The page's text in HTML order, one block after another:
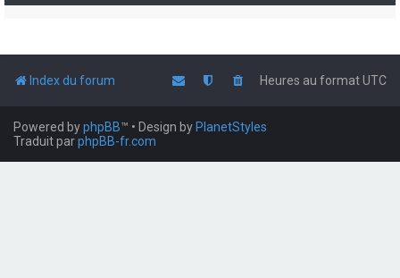
Index du forum Heures au formatUTC
Powered byphpBB™ • Design by PlanetStyles
Traduit parphpBB-fr.com